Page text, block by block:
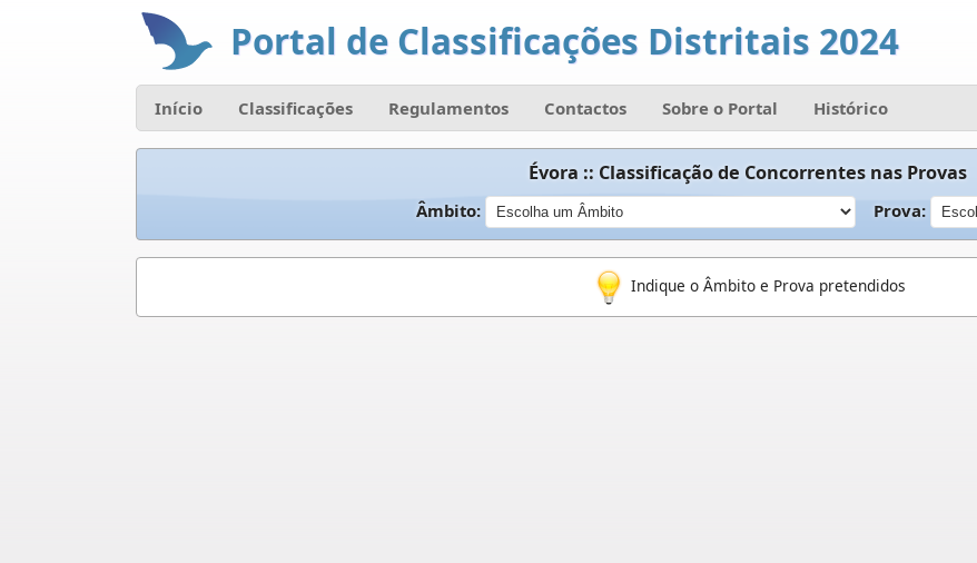
Portal de Classificações Distritais 2024
Início Classificações Regulamentos Contactos Sobre o Portal Histórico
Évora :: Classificação de Concorrentes nas Provas
Âmbito: Prova:
Indique o Âmbito e Prova pretendidos